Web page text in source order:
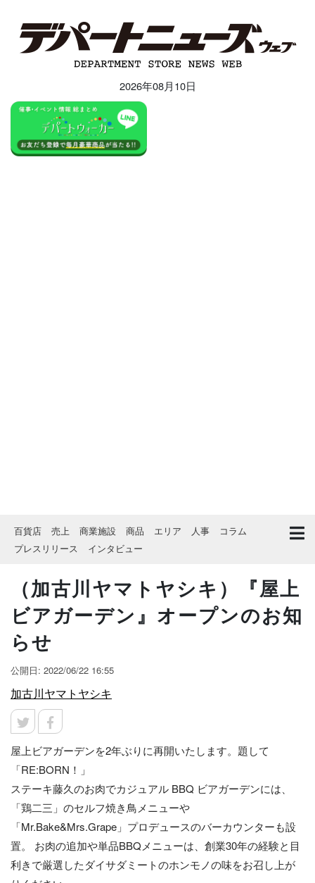
2026年08月10日
百貨店 売上 商業施設 商品 エリア 人事
コラム
プレスリリース
インタビュー
（加古川ヤマトヤシキ）『屋上
ビアガーデン』オープンのお知
らせ
公開日: 2022/06/22 16:55
加古川ヤマトヤシキ
屋上ビアガーデンを2年ぶりに再開いたします。題して
「RE:BORN！」
ステーキ藤久のお肉でカジュアル BBQ ビアガーデンには、
「鶏二三」のセルフ焼き鳥メニューや
「Mr.Bake&Mrs.Grape」プロデュースのバーカウンターも設
置。 お肉の追加や単品BBQメニューは、創業30年の経験と目
利きで厳選したダイサダミートのホンモノの味をお召し上が